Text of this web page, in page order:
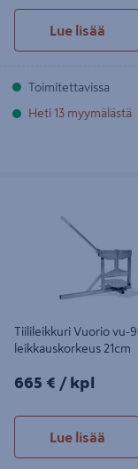
Lue lisää
Toimitettavissa
Heti 13 myymälästä
Tiilileikkuri Vuorio vu-
leikkauskorkeus 21cm
665€/kpl
665 € / kpl
Lue lisää